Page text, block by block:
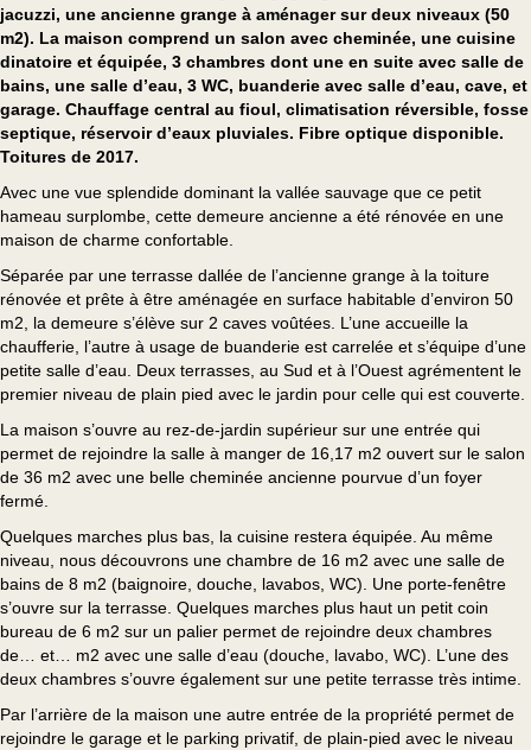
jacuzzi, une ancienne grange à aménager sur deux niveaux (50
m2). La maison comprend un salon avec cheminée, une cuisine
dinatoire et équipée, 3 chambres dont une en suite avec salle de
bains, une salle d’eau, 3 WC, buanderie avec salle d’eau, cave, et
garage. Chauffage central au fioul, climatisation réversible, fosse
septique, réservoir d’eaux pluviales. Fibre optique disponible.
Toitures de 2017.
Avec une vue splendide dominant la vallée sauvage que ce petit
hameau surplombe, cette demeure ancienne a été rénovée en une
maison de charme confortable.
Séparée par une terrasse dallée de l’ancienne grange à la toiture
rénovée et prête à être aménagée en surface habitable d’environ 50
m2, la demeure s’élève sur 2 caves voûtées. L’une accueille la
chaufferie, l’autre à usage de buanderie est carrelée et s’équipe d’une
petite salle d’eau. Deux terrasses, au Sud et à l’Ouest agrémentent le
premier niveau de plain pied avec le jardin pour celle qui est couverte.
La maison s’ouvre au rez-de-jardin supérieur sur une entrée qui
permet de rejoindre la salle à manger de 16,17 m2 ouvert sur le salon
de 36 m2 avec une belle cheminée ancienne pourvue d’un foyer
fermé.
Quelques marches plus bas, la cuisine restera équipée. Au même
niveau, nous découvrons une chambre de 16 m2 avec une salle de
bains de 8 m2 (baignoire, douche, lavabos, WC). Une porte-fenêtre
s’ouvre sur la terrasse. Quelques marches plus haut un petit coin
bureau de 6 m2 sur un palier permet de rejoindre deux chambres
de… et… m2 avec une salle d’eau (douche, lavabo, WC). L’une des
deux chambres s’ouvre également sur une petite terrasse très intime.
Par l’arrière de la maison une autre entrée de la propriété permet de
rejoindre le garage et le parking privatif, de plain-pied avec le niveau